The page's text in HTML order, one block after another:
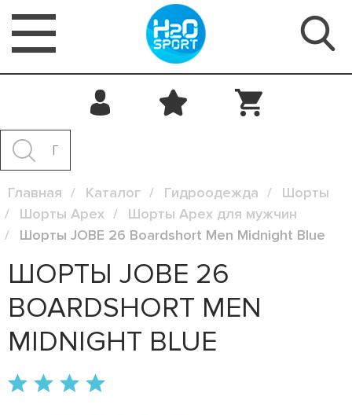
Главная Каталог Гидроодежда
Шорты
Шорты Apex
Шорты Apex для мужчин
Шорты JOBE 26 Boardshort Men Midnight Blue
ШОРТЫ JOBE 26
BOARDSHORT MEN
MIDNIGHT BLUE